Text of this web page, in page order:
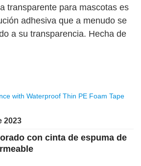
transparente para mascotas es
adhesiva que a menudo se
a su transparencia. Hecha de
de polietileno (PET), esta
propiedades
2023
con cinta de espuma de